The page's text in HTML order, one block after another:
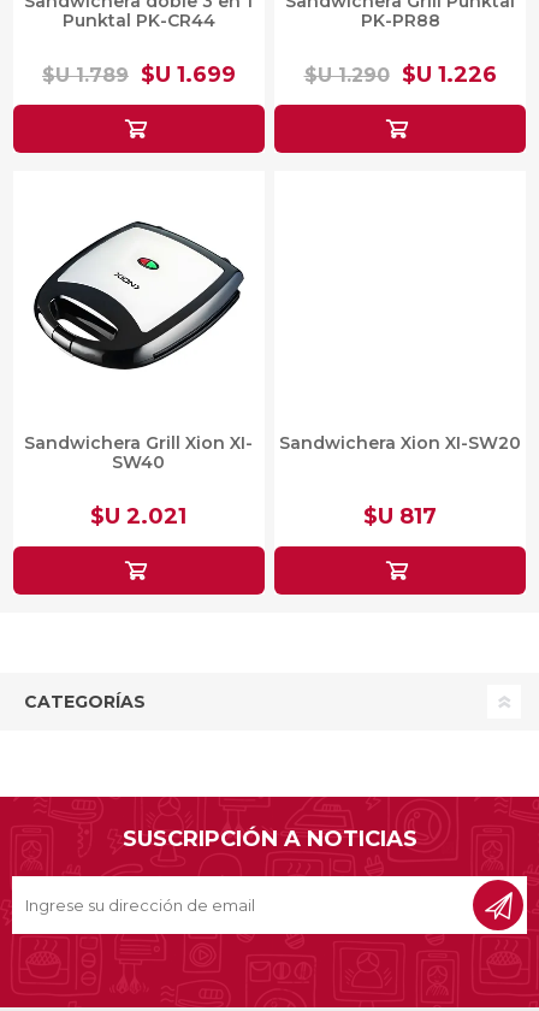
Punktal PK-CR44
$U 1.789 $U 1.699
PK-PR88
$U 1.290 $U 1.226
Sandwichera Grill Xion XI-
SW40
$U 2.021
Sandwichera Xion XI-SW20
$U 817
CATEGORÍAS
SUSCRIPCIÓN A NOTICIAS